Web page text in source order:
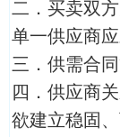
二．买卖双
单一供应商
三．供需合
四．供应商
欲建立稳固